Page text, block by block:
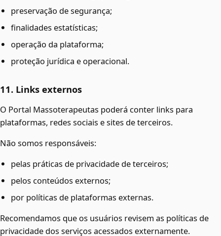
preservação de segurança;
finalidades estatísticas;
operação da plataforma;
proteção jurídica e operacional.
11. Links externos
O Portal Massoterapeutas poderá conter links para
plataformas, redes sociais e sites de terceiros.
Não somos responsáveis:
pelas práticas de privacidade de terceiros;
pelos conteúdos externos;
por políticas de plataformas externas.
Recomendamos que os usuários revisem as políticas de
privacidade dos serviços acessados externamente.